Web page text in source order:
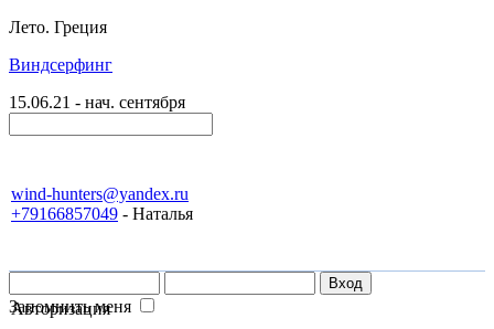
Лето. Греция
Виндсерфинг
15.06.21 - нач. сентября
wind-hunters@yandex.ru
+79166857049 - Наталья
Авторизация
Запомнить меня